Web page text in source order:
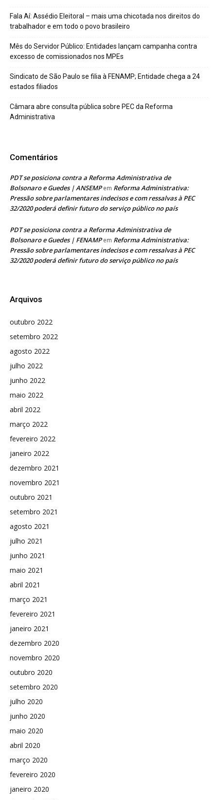
Fala Aí: Assédio Eleitoral – mais uma chicotada nos direitos do
trabalhador e em todo o povo brasileiro
Mês do Servidor Público: Entidades lançam campanha contra
excesso de comissionados nos MPEs
Sindicato de São Paulo se filia à FENAMP; Entidade chega a 24
estados filiados
Câmara abre consulta pública sobre PEC da Reforma
Administrativa
Comentários
PDT se posiciona contra a Reforma Administrativa de
Bolsonaro e Guedes | ANSEMPem Reforma Administrativa:
Pressão sobre parlamentares indecisos e com ressalvas à PEC
32/2020 poderá definir futuro do serviço público no país
PDT se posiciona contra a Reforma Administrativa de
Bolsonaro e Guedes | FENAMPem Reforma Administrativa:
Pressão sobre parlamentares indecisos e com ressalvas à PEC
32/2020 poderá definir futuro do serviço público no país
Arquivos
outubro 2022
setembro 2022
agosto 2022
julho 2022
junho 2022
maio 2022
abril 2022
março 2022
fevereiro 2022
janeiro 2022
dezembro 2021
novembro 2021
outubro 2021
setembro 2021
agosto 2021
julho 2021
junho 2021
maio 2021
abril 2021
março 2021
fevereiro 2021
janeiro 2021
dezembro 2020
novembro 2020
outubro 2020
setembro 2020
julho 2020
junho 2020
maio 2020
abril 2020
março 2020
fevereiro 2020
janeiro 2020